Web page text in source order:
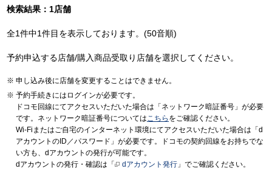
検索結果：1店舗
全1件中1件目を表示しております。(50音順)
予約申込する店舗/購入商品受取り店舗を選択してください。
申し込み後に店舗を変更することはできません。
予約手続きにはログインが必要です。
ドコモ回線にてアクセスいただいた場合は「ネットワーク暗証番号」が必要
です。ネットワーク暗証番号についてはこちら をご確認ください。
Wi-Fiまたはご自宅のインターネット環境にてアクセスいただいた場合は「d
アカウントのID／パスワード」が必要です。ドコモの契約回線をお持ちでな
い方も、dアカウントの発行が可能です。
dアカウントの発行・確認は「
dアカウント発行 」でご確認ください。